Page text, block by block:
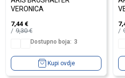
VERONICA
7,44 €
9,30€
Dostupno boja: 3
Kupi ovdje